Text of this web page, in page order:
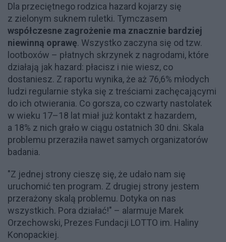
Dla przeciętnego rodzica hazard kojarzy się
z zielonym suknem ruletki. Tymczasem
współczesne zagrożenie ma znacznie bardziej
niewinną oprawę. Wszystko zaczyna się od tzw.
lootboxów – płatnych skrzynek z nagrodami, które
działają jak hazard: płacisz i nie wiesz, co
dostaniesz. Z raportu wynika, że aż 76,6% młodych
ludzi regularnie styka się z treściami zachęcającymi
do ich otwierania. Co gorsza, co czwarty nastolatek
w wieku 17–18 lat miał już kontakt z hazardem,
a 18% z nich grało w ciągu ostatnich 30 dni. Skala
problemu przeraziła nawet samych organizatorów
badania.
"Z jednej strony cieszę się, że udało nam się
uruchomić ten program. Z drugiej strony jestem
przerażony skalą problemu. Dotyka on nas
wszystkich. Pora działać!" – alarmuje Marek
Orzechowski, Prezes Fundacji LOTTO im. Haliny
Konopackiej.